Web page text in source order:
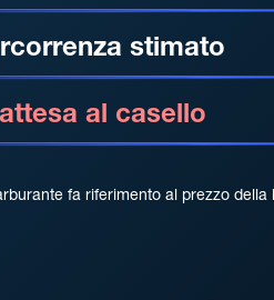
stimato
al casello
fa riferimento al prezzo della